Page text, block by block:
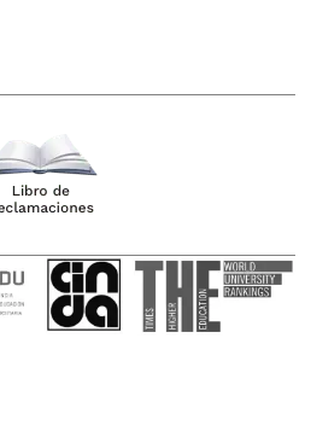
LUZMILA
JENNIFER
MEY LING ROSA